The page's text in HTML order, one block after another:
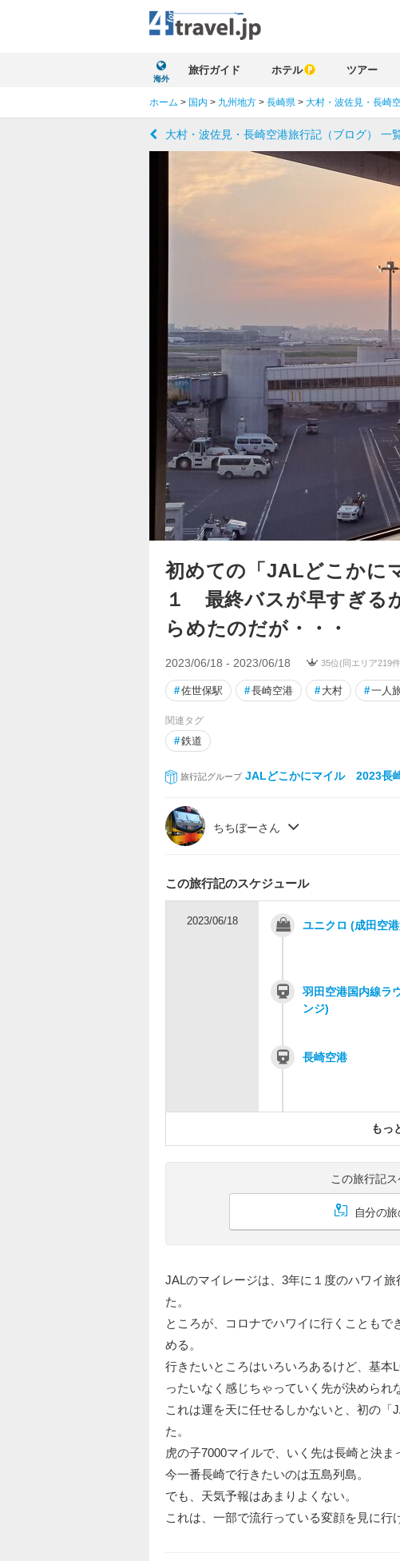
海外
旅行ガイド ホテル ツアー
ホーム > 国内 > 九州地方 > 長崎県 > 大村・波佐見・長崎
大村・波佐見・長崎空港旅行記（ブログ） 一
初めての「JALどこかに
１ 最終バスが早すぎる
らめたのだが・・・
2023/06/18 - 2023/06/18 35位(同エリア219
#佐世保駅 #長崎空港 # 大村 #一人
関連タグ
#鉄道
旅行記グループ JALどこかにマイル 2023長
ちちぼーさん
この旅行記のスケジュール
2023/06/18 ユニクロ (成田空
羽田空港国内線ラ
ンジ)
長崎空港
もっ
この旅行記
自分の
JALのマイレージは、3年に１度のハワイ
た。
ところが、コロナでハワイに行くことも
める。
行きたいところはいろいろあるけど、基本
ったいなく感じちゃっていく先が決められ
これは運を天に任せるしかないと、初の
た。
虎の子7000マイルで、いく先は長崎と決ま
今一番長崎で行きたいのは五島列島。
でも、天気予報はあまりよくない。
これは、一部で流行っている変顔を見に行